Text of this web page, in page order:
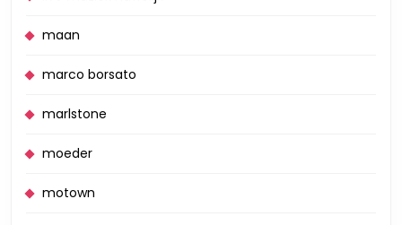
maan
marco borsato
marlstone
moeder
motown